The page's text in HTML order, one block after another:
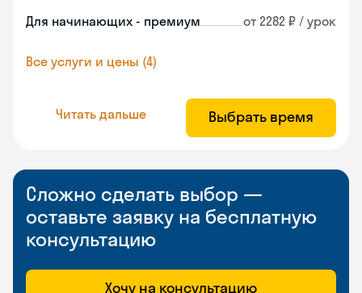
Для начинающих - премиум от 2282 ₽ / урок
Все услуги и цены (4)
Читать дальше Выбрать время
Сложно сделать выбор —
оставьте заявку на бесплатную
консультацию
Хочу на консультацию